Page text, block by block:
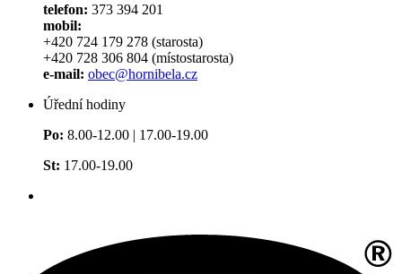
telefon: 373 394 201
mobil:
+420 724 179 278 (starosta)
+420 728 306 804 (místostarosta)
e-mail: obec@hornibela.cz
Úřední hodiny
Po: 8.00-12.00 | 17.00-19.00
St: 17.00-19.00